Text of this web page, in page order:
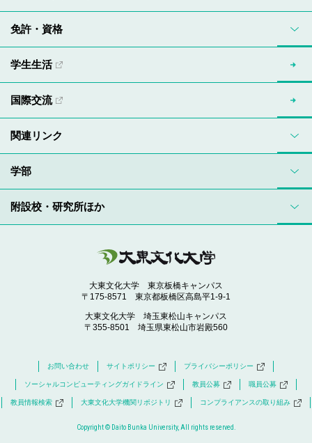
学部
附設校・研究所ほか
大東文化大学 東京板橋キャンパス
〒175-8571 東京都板橋区高島平1-9-1
大東文化大学 埼玉東松山キャンパス
〒355-8501 埼玉県東松山市岩殿560
お問い合わせ サイトポリシー プライバシーポリシー
ソーシャルコンピューティングガイドライン 教員公募 職員公募
教員情報検索 大東文化大学機関リポジトリ コンプライアンスの取り組み
免許・資格
学生生活
国際交流
関連リンク
Copyright © Daito Bunka University, All rights reserved.